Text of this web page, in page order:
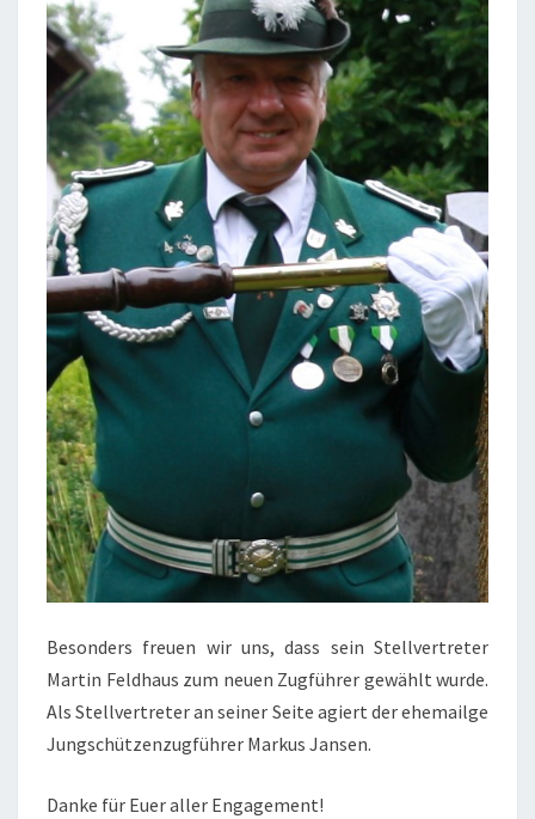
Besonders freuen wir uns, dass sein Stellvertreter
Martin Feldhaus zum neuen Zugführer gewählt wurde.
Als Stellvertreter an seiner Seite agiert der ehemailge
Jungschützenzugführer Markus Jansen.
Danke für Euer aller Engagement!